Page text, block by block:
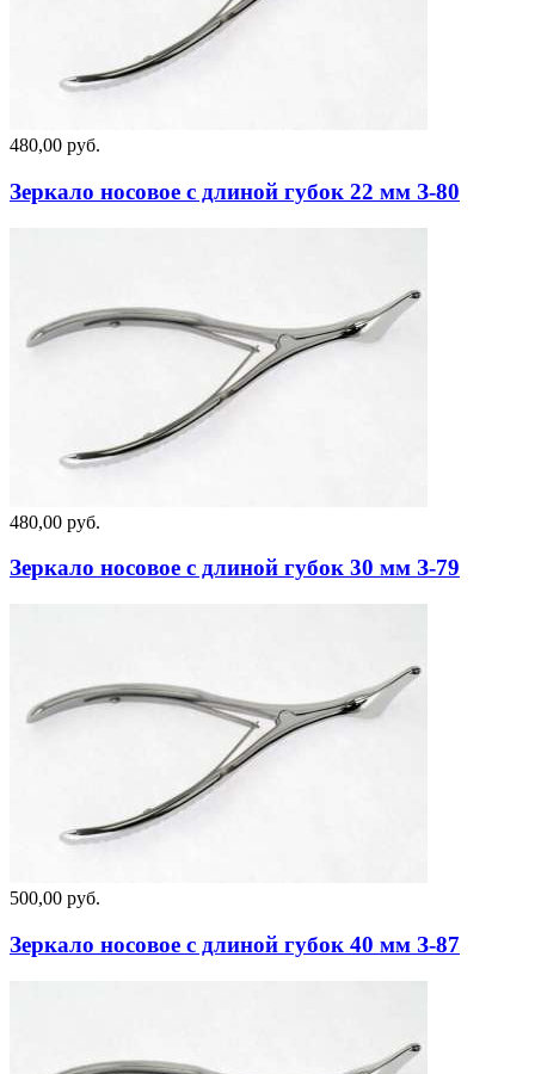
480,00 руб.
Зеркало носовое с длиной губок 22 мм З-80
480,00 руб.
Зеркало носовое с длиной губок 30 мм З-79
500,00 руб.
Зеркало носовое с длиной губок 40 мм З-87